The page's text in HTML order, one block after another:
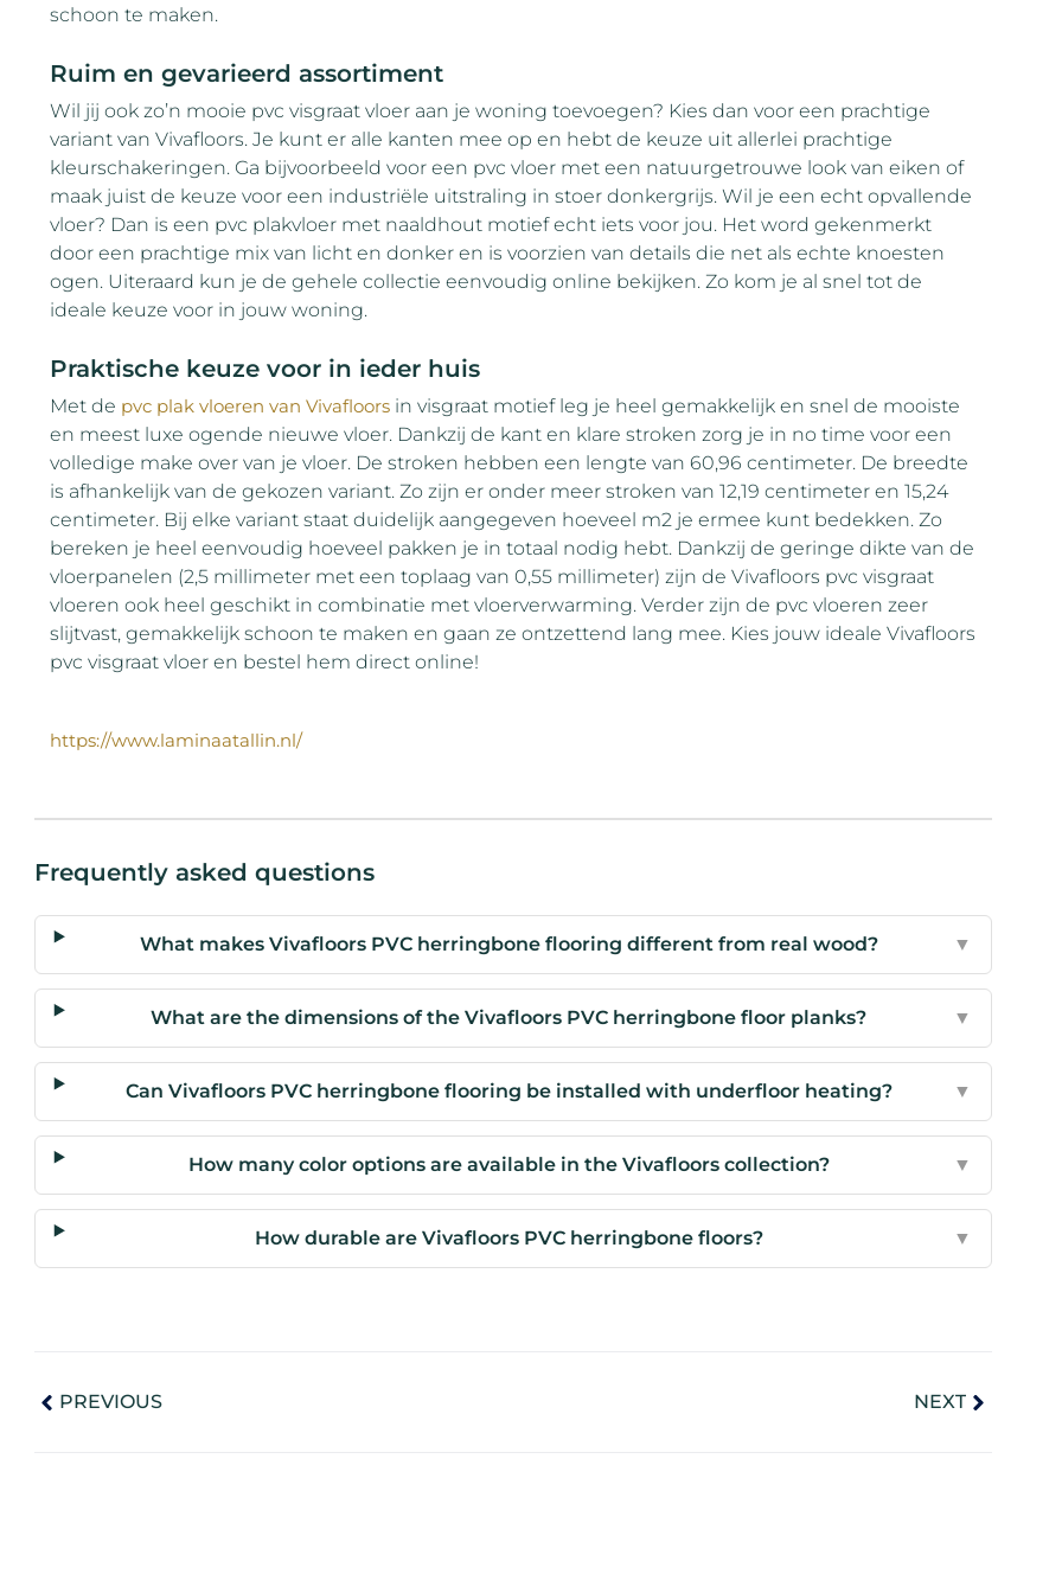
schoon te maken.
Ruim en gevarieerd assortiment
Wil jij ook zo’n mooie pvc visgraat vloer aan je woning toevoegen? Kies dan voor een prachtige
variant van Vivafloors. Je kunt er alle kanten mee op en hebt de keuze uit allerlei prachtige
kleurschakeringen. Ga bijvoorbeeld voor een pvc vloer met een natuurgetrouwe look van eiken of
maak juist de keuze voor een industriële uitstraling in stoer donkergrijs. Wil je een echt opvallende
vloer? Dan is een pvc plakvloer met naaldhout motief echt iets voor jou. Het word gekenmerkt
door een prachtige mix van licht en donker en is voorzien van details die net als echte knoesten
ogen. Uiteraard kun je de gehele collectie eenvoudig online bekijken. Zo kom je al snel tot de
ideale keuze voor in jouw woning.
Praktische keuze voor in ieder huis
Met de pvc plak vloeren van Vivafloorsin visgraat motief leg je heel gemakkelijk en snel de mooiste
en meest luxe ogende nieuwe vloer. Dankzij de kant en klare stroken zorg je in no time voor een
volledige make over van je vloer. De stroken hebben een lengte van 60,96 centimeter. De breedte
is afhankelijk van de gekozen variant. Zo zijn er onder meer stroken van 12,19 centimeter en 15,24
centimeter. Bij elke variant staat duidelijk aangegeven hoeveel m2 je ermee kunt bedekken. Zo
bereken je heel eenvoudig hoeveel pakken je in totaal nodig hebt. Dankzij de geringe dikte van de
vloerpanelen (2,5 millimeter met een toplaag van 0,55 millimeter) zijn de Vivafloors pvc visgraat
vloeren ook heel geschikt in combinatie met vloerverwarming. Verder zijn de pvc vloeren zeer
slijtvast, gemakkelijk schoon te maken en gaan ze ontzettend lang mee. Kies jouw ideale Vivafloors
pvc visgraat vloer en bestel hem direct online!
https://www.laminaatallin.nl/
Frequently asked questions
What makes Vivafloors PVC herringbone flooring different from real wood? ▼
What are the dimensions of the Vivafloors PVC herringbone floor planks? ▼
Can Vivafloors PVC herringbone flooring be installed with underfloor heating? ▼
How many color options are available in the Vivafloors collection? ▼
How durable are Vivafloors PVC herringbone floors? ▼
PREVIOUS NEXT